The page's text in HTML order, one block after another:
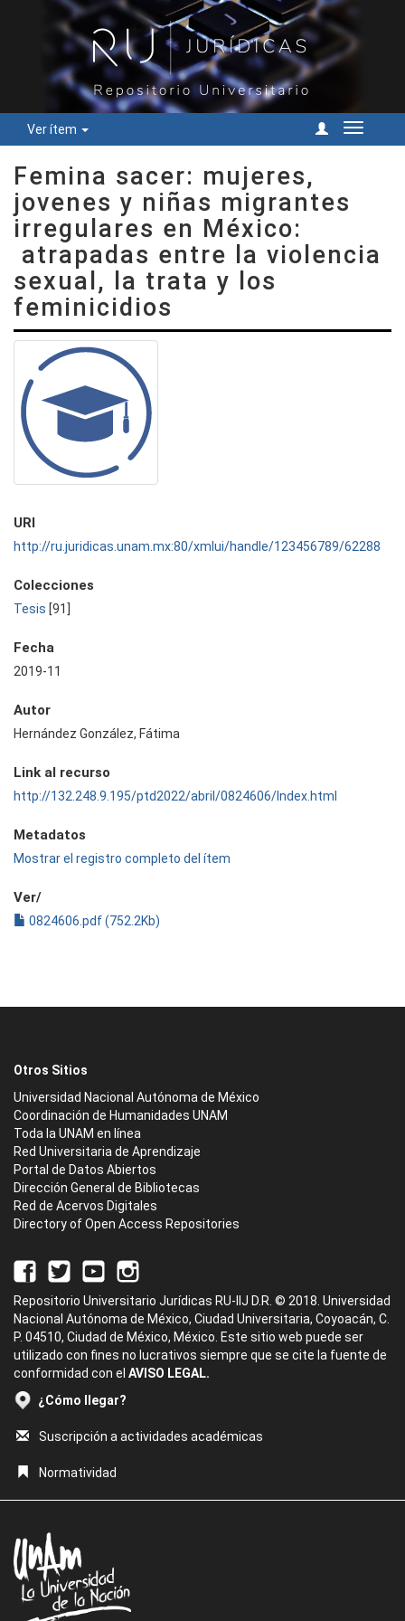
Ver ítem
Cambiar
Femina sacer: mujeres,
jovenes y niñas migrantes
irregulares en México:
atrapadas entre la violencia
sexual, la trata y los
feminicidios
URI
http://ru.juridicas.unam.mx:80/xmlui/handle/123456789/62288
Colecciones
Tesis [91]
Fecha
2019-11
Autor
Hernández González, Fátima
Link al recurso
http://132.248.9.195/ptd2022/abril/0824606/Index.html
Metadatos
Mostrar el registro completo del ítem
Ver/
0824606.pdf (752.2Kb)
Otros Sitios
Universidad Nacional Autónoma de México
Coordinación de Humanidades UNAM
Toda la UNAM en línea
Red Universitaria de Aprendizaje
Portal de Datos Abiertos
Dirección General de Bibliotecas
Red de Acervos Digitales
Directory of Open Access Repositories
Repositorio Universitario Jurídicas RU-IIJ D.R. © 2018. Universidad
Nacional Autónoma de México, Ciudad Universitaria, Coyoacán, C.
P. 04510, Ciudad de México, México. Este sitio web puede ser
utilizado con fines no lucrativos siempre que se cite la fuente de
conformidad con el AVISO LEGAL.
¿Cómo llegar?
Suscripción a actividades académicas
Normatividad